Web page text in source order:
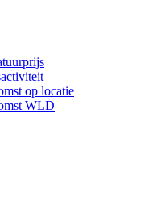
op locatie
WLD